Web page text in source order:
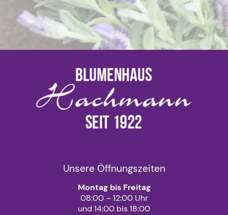
Unsere Öffnungszeiten
Montag bis Freitag
08:00 – 12:00 Uhr
und 14:00 bis 18:00